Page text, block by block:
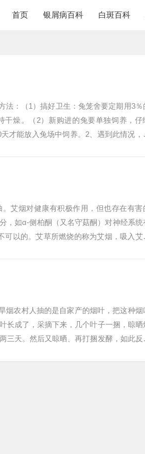
首页 银屑病百科 白斑百科
法：（1）搞好卫生：兔笼舍要定期用3％
燥。（2）新购进的兔要单独饲养，仔
才能放入兔场中饲养。2、遇到此情况，
艾烟对健康有积极作用，但也存在有害
，如α-侧柏酮（又名守菇酮）对神经系统
以的。艾草所燃烧的称为艾烟，吸入艾
烟农村人抽的是自家产的烟叶，把这种烟
长成了，采摘下来，几个叶子一捆，晾晒
天。然后又晾晒、再打捆发酵，如此反